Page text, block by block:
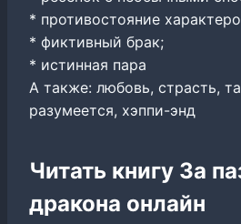
* противостояние
* фиктивный брак;
* истинная пара
А также: любовь, страсть,
разумеется, хэппи-энд
Читать книгу За
дракона онлайн